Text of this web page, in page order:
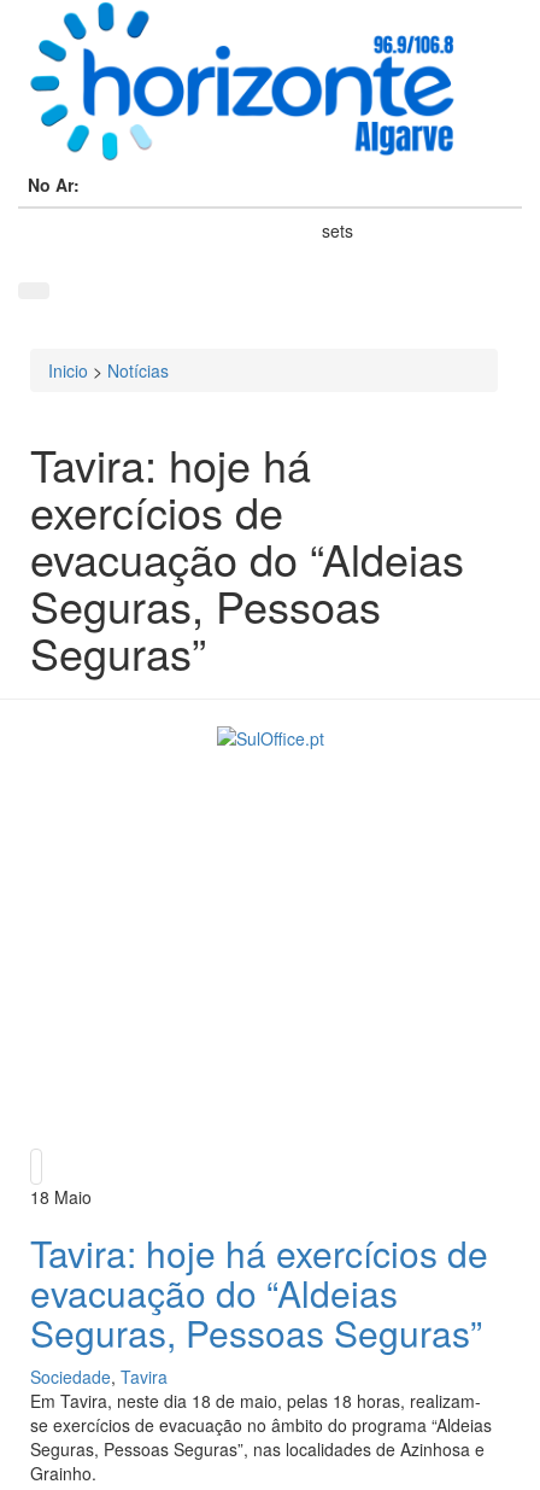
No Ar:
sets
Está aqui
Inicio > Notícias
Tavira: hoje há
exercícios de
evacuação do “Aldeias
Seguras, Pessoas
Seguras”
18 Maio
Tavira: hoje há exercícios de
evacuação do “Aldeias
Seguras, Pessoas Seguras”
Sociedade, Tavira
Em Tavira, neste dia 18 de maio, pelas 18 horas, realizam-
se exercícios de evacuação no âmbito do programa “Aldeias
Seguras, Pessoas Seguras”, nas localidades de Azinhosa e
Grainho.